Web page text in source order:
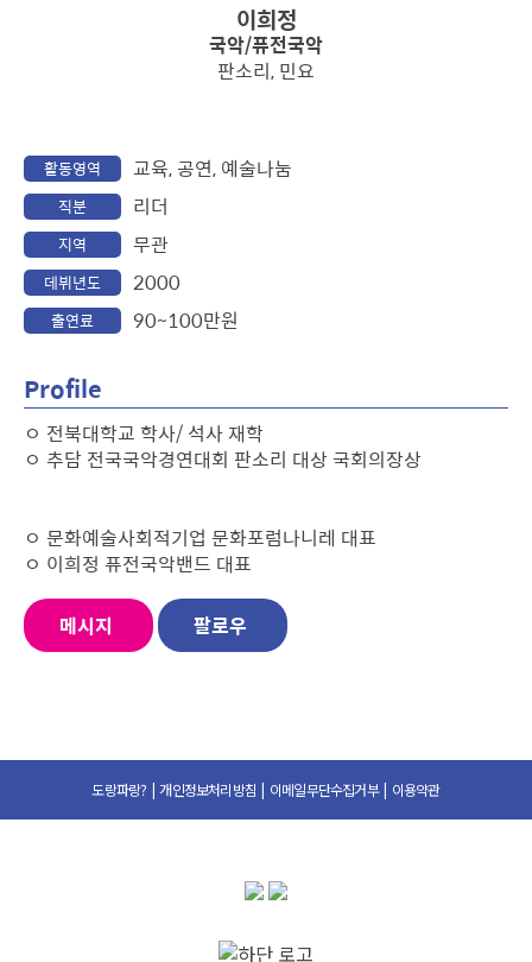
이희정
국악/퓨전국악
판소리, 민요
활동영역 교육, 공연, 예술나눔
직분 리더
지역 무관
데뷔년도 2000
출연료 90~100만원
Profile
ㅇ 전북대학교 학사/ 석사 재학
ㅇ 추담 전국국악경연대회 판소리 대상 국회의장상
ㅇ 문화예술사회적기업 문화포럼나니레 대표
ㅇ 이희정 퓨전국악밴드 대표
메시지 팔로우
도랑파랑? |개인정보처리방침 | 이메일무단수집거부| 이용약관